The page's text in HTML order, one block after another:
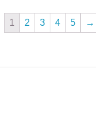
1 2 3 4 5 →